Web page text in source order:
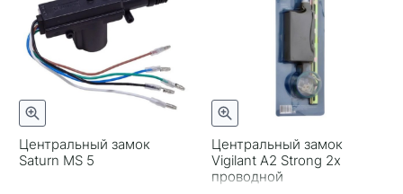
Центральный замок
Saturn MS 5
Центральный замок
Vigilant A2 Strong 2х
проводной